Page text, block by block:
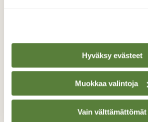
Hyväksy evästeet
Muokkaa valintoja
Vain välttämättömät
22.6.2016
TAKAISIN LISTAAN